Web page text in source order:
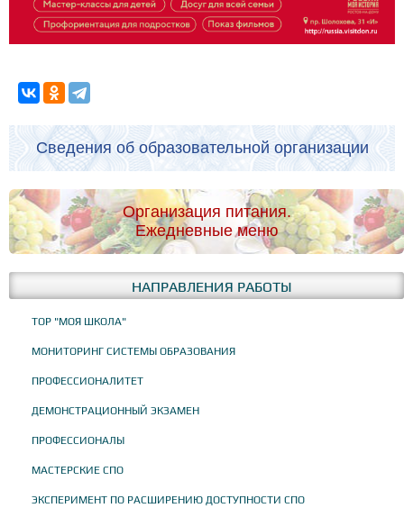
Сведения об образовательной организации
Организация питания.
Ежедневные меню
НАПРАВЛЕНИЯ РАБОТЫ
ТОР "МОЯ ШКОЛА"
МОНИТОРИНГ СИСТЕМЫ ОБРАЗОВАНИЯ
ПРОФЕССИОНАЛИТЕТ
ДЕМОНСТРАЦИОННЫЙ ЭКЗАМЕН
ПРОФЕССИОНАЛЫ
МАСТЕРСКИЕ СПО
ЭКСПЕРИМЕНТ ПО РАСШИРЕНИЮ ДОСТУПНОСТИ СПО